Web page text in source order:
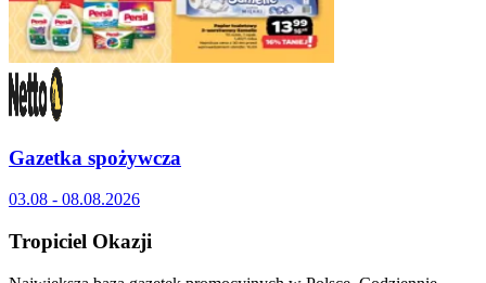
Gazetka spożywcza
03.08 - 08.08.2026
Tropiciel Okazji